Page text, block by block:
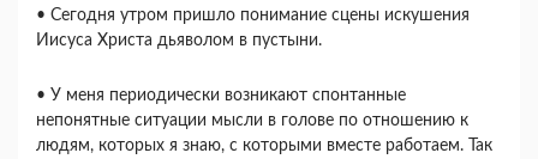
• Сегодня утром пришло понимание сцены искушения
Иисуса Христа дьяволом в пустыни.
• У меня периодически возникают спонтанные
непонятные ситуации мысли в голове по отношению к
людям, которых я знаю, с которыми вместе работаем. Так